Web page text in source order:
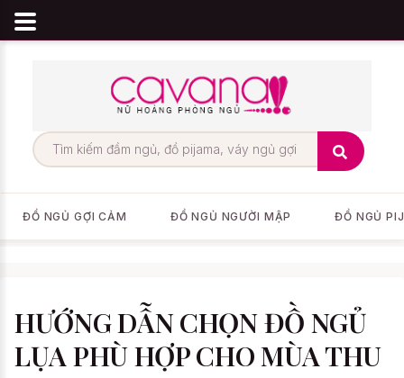
ĐỒ NGỦ GỢI CẢM ĐỒ NGỦ NGƯỜI MẬP ĐỒ NGỦ
HƯỚNG DẪN CHỌN ĐỒ NGỦ
LỤA PHÙ HỢP CHO MÙA THU